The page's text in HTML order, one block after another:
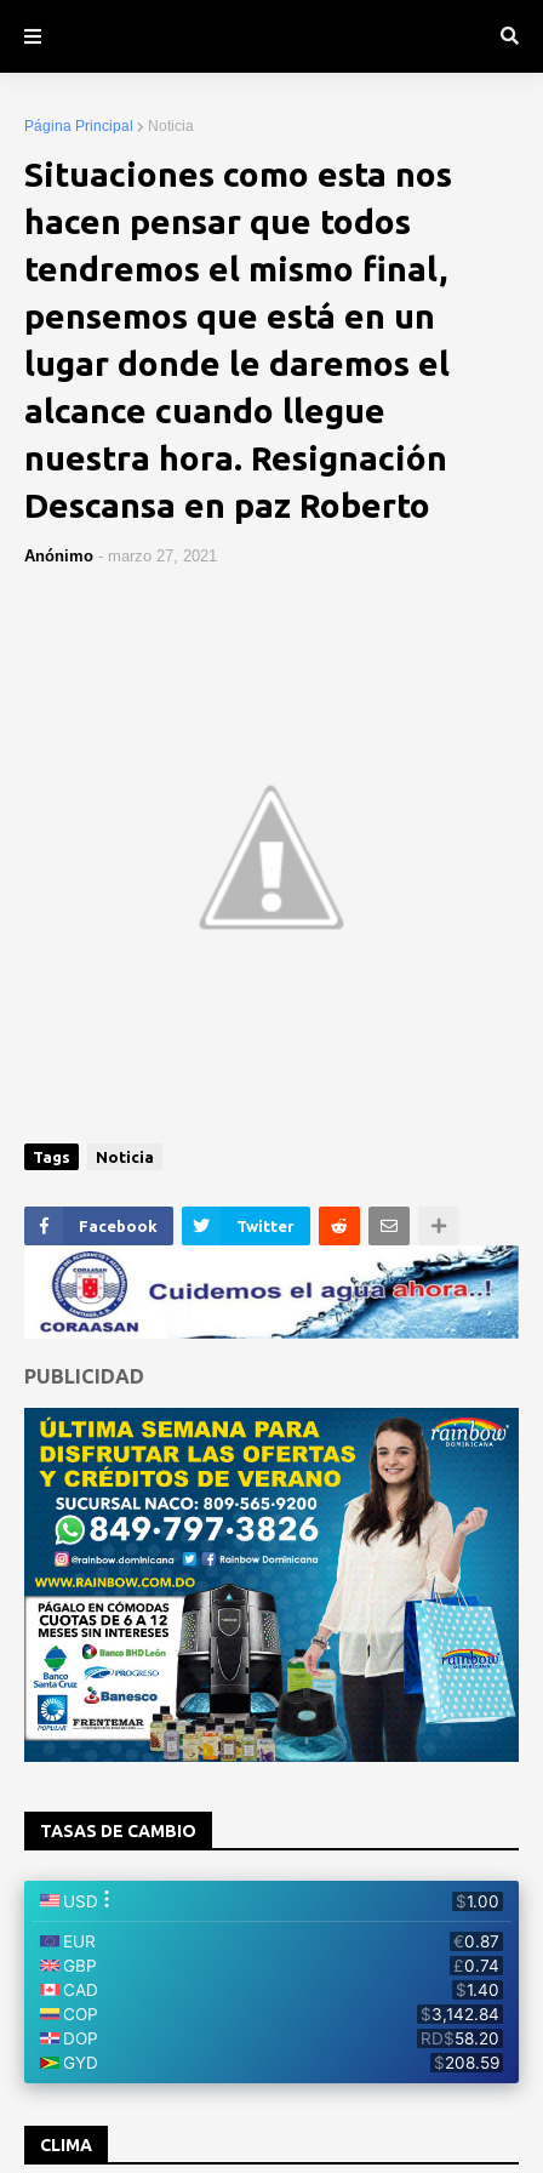
Página Principal Noticia
Situaciones como esta nos
hacen pensar que todos
tendremos el mismo final,
pensemos que está en un
lugar donde le daremos el
alcance cuando llegue
nuestra hora. Resignación
Descansa en paz Roberto
Anónimo - marzo 27, 2021
Tags Noticia
Facebook Twitter
PUBLICIDAD
TASAS DE CAMBIO
CLIMA